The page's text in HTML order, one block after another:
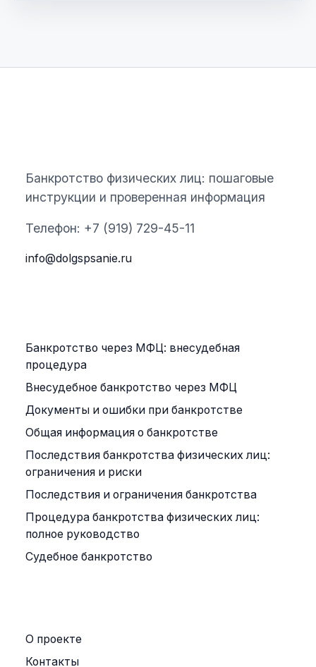
Банкротство физических лиц: пошаговые
инструкции и проверенная информация
Телефон: +7 (919) 729-45-11
info@dolgspsanie.ru
Банкротство через МФЦ: внесудебная
процедура
Внесудебное банкротство через МФЦ
Документы и ошибки при банкротстве
Общая информация о банкротстве
Последствия банкротства физических лиц:
ограничения и риски
Последствия и ограничения банкротства
Процедура банкротства физических лиц:
полное руководство
Судебное банкротство
О проекте
Контакты